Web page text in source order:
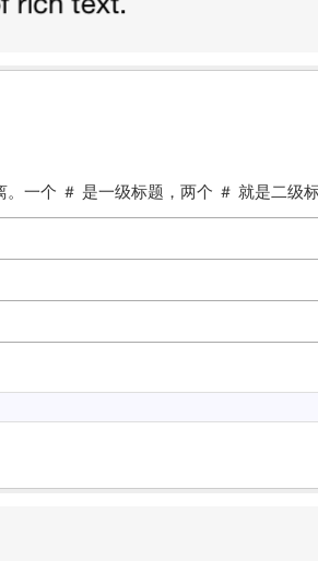
。一个 ＃ 是一级标题，两个 ＃ 就是二